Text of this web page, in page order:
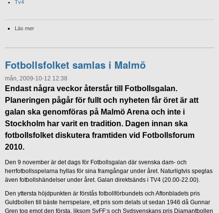
Tv4
Läs mer
Fotbollsfolket samlas i Malmö
mån, 2009-10-12 12:38
Endast några veckor återstår till Fotbollsgalan.
Planeringen pågår för fullt och nyheten får öret är att
galan ska genomföras på Malmö Arena och inte i
Stockholm har varit en tradition. Dagen innan ska
fotbollsfolket diskutera framtiden vid Fotbollsforum
2010.
Den 9 november är det dags för Fotbollsgalan där svenska dam- och
herrfotbollsspelarna hyllas för sina framgångar under året. Naturligtvis speglas
även fotbollshändelser under året. Galan direktsänds i TV4 (20.00-22.00).
Den yttersta höjdpunkten är förstås fotbollförbundets och Aftonbladets pris
Guldbollen till bäste herrspelare, ett pris som delats ut sedan 1946 då Gunnar
Gren tog emot den första, liksom SvFF:s och Sydsvenskans pris Diamantbollen